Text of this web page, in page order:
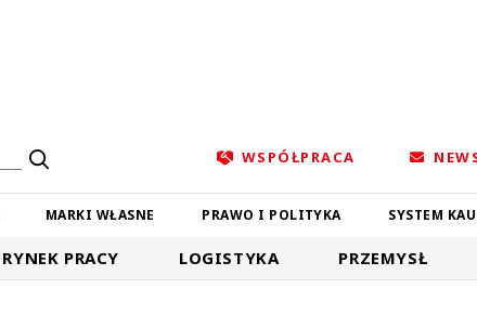
WSPÓŁPRACA
MARKI WŁASNE PRAWO I POLITYKA SYSTEM
RYNEK PRACY LOGISTYKA PRZEMYSŁ